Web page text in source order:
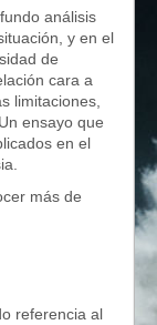
análisis
y en el
de
cara a
limitaciones,
ensayo que
en el
más de
referencia al